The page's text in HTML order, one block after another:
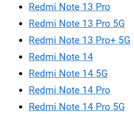
Redmi Note 13 Pro
Redmi Note 13 Pro 5G
Redmi Note 13 Pro+ 5G
Redmi Note 14
Redmi Note 14 5G
Redmi Note 14 Pro
Redmi Note 14 Pro 5G